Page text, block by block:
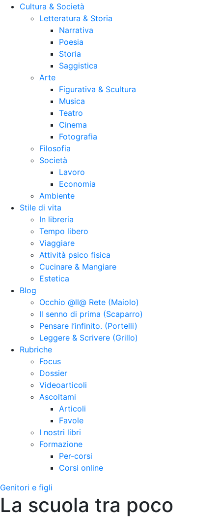
Cultura & Società
Letteratura & Storia
Narrativa
Poesia
Storia
Saggistica
Arte
Figurativa & Scultura
Musica
Teatro
Cinema
Fotografia
Filosofia
Società
Lavoro
Economia
Ambiente
Stile di vita
In libreria
Tempo libero
Viaggiare
Attività psico fisica
Cucinare & Mangiare
Estetica
Blog
Occhio @ll@ Rete (Maiolo)
Il senno di prima (Scaparro)
Pensare l’infinito. (Portelli)
Leggere & Scrivere (Grillo)
Rubriche
Focus
Dossier
Videoarticoli
Ascoltami
Articoli
Favole
I nostri libri
Formazione
Per-corsi
Corsi online
Genitori e figli
La scuola tra poco